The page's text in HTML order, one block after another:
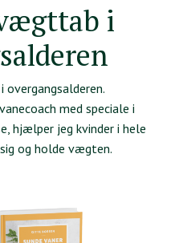
i
med speciale i
hjælper jeg kvinder i hele
og holde vægten.